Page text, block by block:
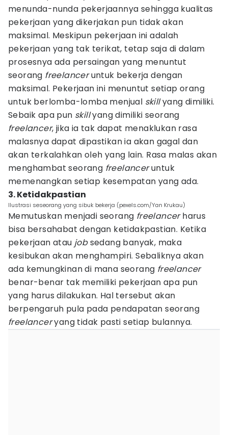
menunda-nunda pekerjaannya sehingga kualitas
pekerjaan yang dikerjakan pun tidak akan
maksimal. Meskipun pekerjaan ini adalah
pekerjaan yang tak terikat, tetap saja di dalam
prosesnya ada persaingan yang menuntut
seorang freelanceruntuk bekerja dengan
maksimal. Pekerjaan ini menuntut setiap orang
untuk berlomba-lomba menjual skillyang dimiliki.
Sebaik apa pun skillyang dimiliki seorang
freelancer, jika ia tak dapat menaklukan rasa
malasnya dapat dipastikan ia akan gagal dan
akan terkalahkan oleh yang lain. Rasa malas akan
menghambat seorang freelanceruntuk
memenangkan setiap kesempatan yang ada.
3. Ketidakpastian
Ilustrasi seseorang yang sibuk bekerja (pexels.com/Yan Krukau)
Memutuskan menjadi seorang freelancerharus
bisa bersahabat dengan ketidakpastian. Ketika
pekerjaan atau jobsedang banyak, maka
kesibukan akan menghampiri. Sebaliknya akan
ada kemungkinan di mana seorang freelancer
benar-benar tak memiliki pekerjaan apa pun
yang harus dilakukan. Hal tersebut akan
berpengaruh pula pada pendapatan seorang
freelanceryang tidak pasti setiap bulannya.